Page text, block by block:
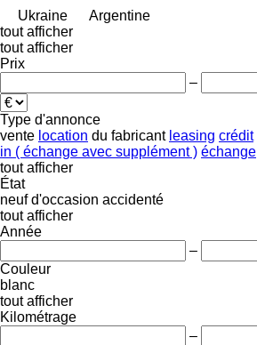
Ukraine
Argentine
tout afficher
tout afficher
Prix
–
Type d'annonce
vente location du fabricant leasing crédit
in ( échange avec supplément ) échange
tout afficher
État
neuf d'occasion accidenté
tout afficher
Année
–
Couleur
blanc
tout afficher
Kilométrage
–